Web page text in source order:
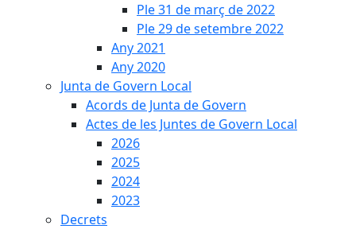
Ple 31 de març de 2022
Ple 29 de setembre 2022
Any 2021
Any 2020
Junta de Govern Local
Acords de Junta de Govern
Actes de les Juntes de Govern Local
2026
2025
2024
2023
Decrets